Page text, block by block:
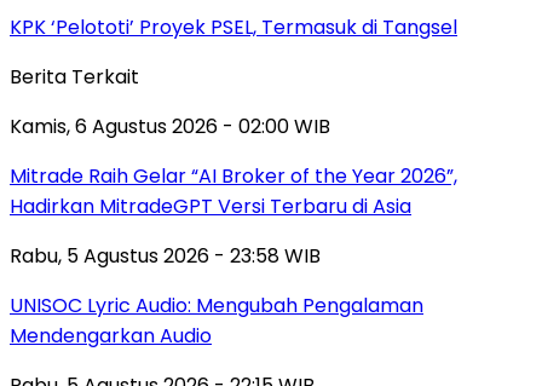
KPK ‘Pelototi’ Proyek PSEL, Termasuk di Tangsel
Berita Terkait
Kamis, 6 Agustus 2026 - 02:00 WIB
Mitrade Raih Gelar “AI Broker of the Year 2026”,
Hadirkan MitradeGPT Versi Terbaru di Asia
Rabu, 5 Agustus 2026 - 23:58 WIB
UNISOC Lyric Audio: Mengubah Pengalaman
Mendengarkan Audio